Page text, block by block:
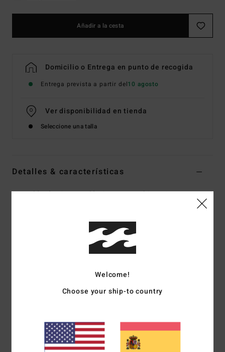
Añadir a la cesta
Domicilio o Entrega en punto de recogida
Entrega prevista a partir del10 agosto
Ver disponibilidad en tienda
Seleccione una talla
Detalles & características
Pantalón de cintura elástica Negro chicos 8-16
pantalón de sarga elástica de peso medio
Trabillas para cinturón
Composición[Tejido principal] 60% algodón, 40%
Welcome!
Choose your ship-to country